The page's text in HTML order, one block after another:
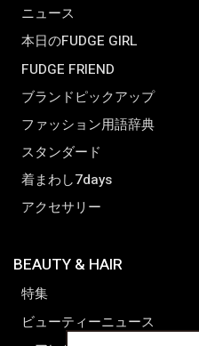
ニュース
本日のFUDGE GIRL
FUDGE FRIEND
ブランドピックアップ
ファッション用語辞典
スタンダード
着まわし7days
アクセサリー
BEAUTY & HAIR
特集
ビューティーニュース